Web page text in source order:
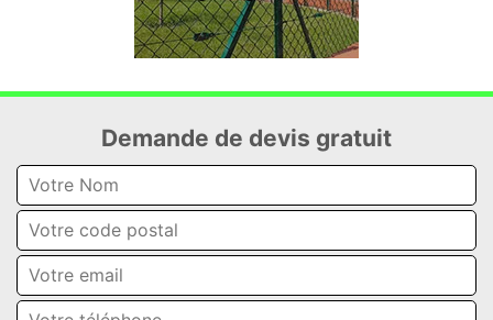
Demande de devis gratuit